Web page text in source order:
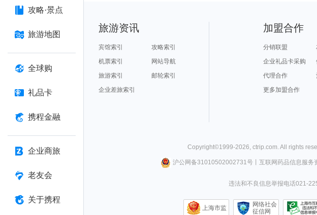
攻略·景点
旅游地图
全球购
礼品卡
携程金融
企业商旅
老友会
关于携程
旅游资讯
宾馆索引
攻略索引
机票索引
网站导航
旅游索引
邮轮索引
企业差旅索引
加盟合作
分销联盟
企业礼品卡采购
代理合作
更多加盟合作
Copyright©1999-2026, ctrip.com. All rights
沪公网备31010502002731号丨 互联网药品信息服务
违法和不良信息举报电话021-
上海市监
网络社会
征信网